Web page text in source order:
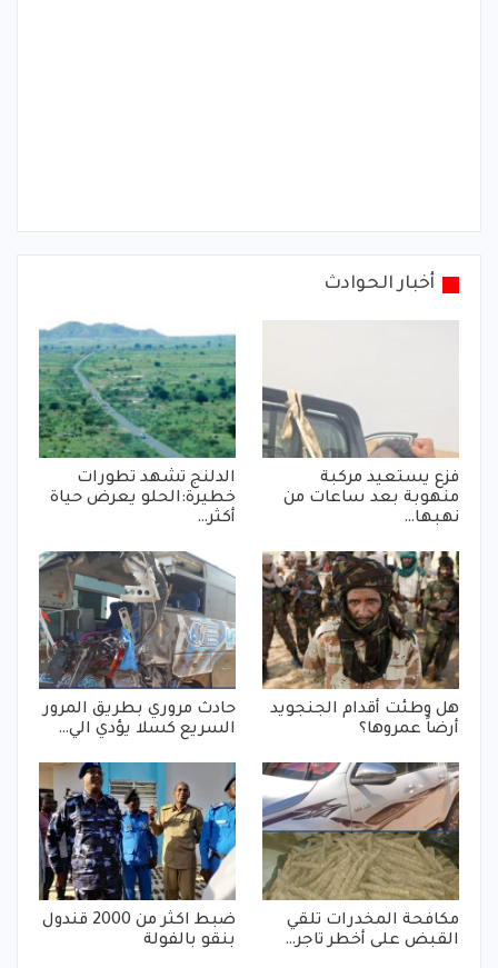
أخبار الحوادث
فزع يستعيد مركبة
منهوبة بعد ساعات من
نهبها…
الدلنج تشهد تطورات
خطيرة:الحلو يعرض حياة
أكثر…
هل وطئت أقدام الجنجويد
أرضاً عمروها؟
حادث مروري بطريق المرور
السريع كسلا يؤدي الي…
مكافحة المخدرات تلقي
القبض على أخطر تاجر…
ضبط اكثر من 2000 قندول
بنقو بالفولة